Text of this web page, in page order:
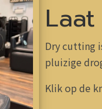
Dry cutting
pluizige
Klik op de